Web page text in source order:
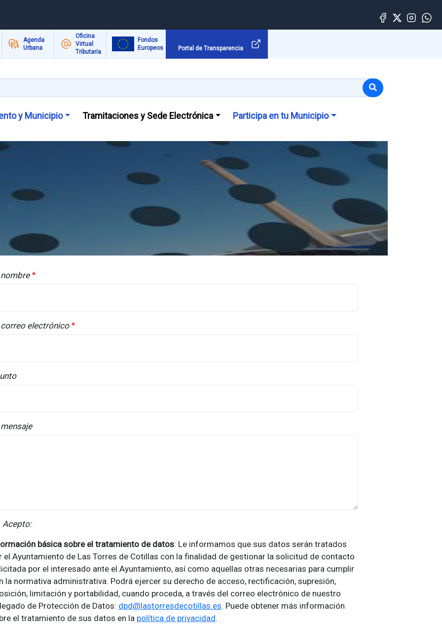
Agenda
Urbana
Oficina
Virtual
Tributaria
Fondos
Europeos
Portal de Transparencia
y Municipio Tramitaciones y Sede Electrónica Participa en tu Municipio
nombre
correo electrónico
mensaje
Acepto:
básica sobre el tratamiento de datos: Le informamos que sus datos serán tratados
el Ayuntamiento de Las Torres de Cotillas con la finalidad de gestionar la solicitud de contacto
por el interesado ante el Ayuntamiento, así como aquellas otras necesarias para cumplir
la normativa administrativa. Podrá ejercer su derecho de acceso, rectificación, supresión,
limitación y portabilidad, cuando proceda, a través del correo electrónico de nuestro
de Protección de Datos: dpd@lastorresdecotillas.es. Puede obtener más información
el tratamiento de sus datos en la política de privacidad.